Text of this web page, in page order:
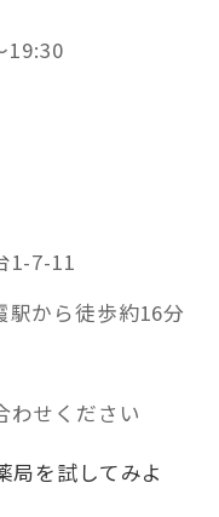
19:30
1-7-11
駅から徒歩約16分
わせください
局を試してみよ